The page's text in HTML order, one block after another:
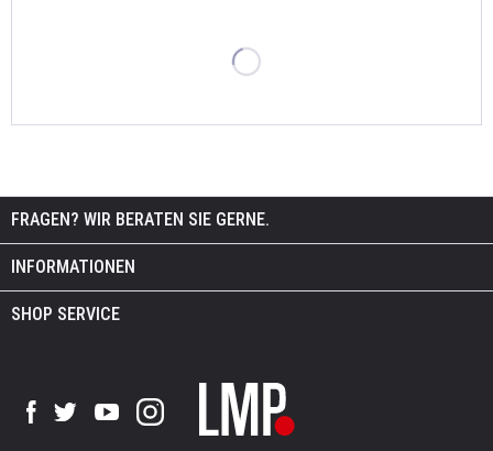
FRAGEN? WIR BERATEN SIE GERNE.
INFORMATIONEN
SHOP SERVICE